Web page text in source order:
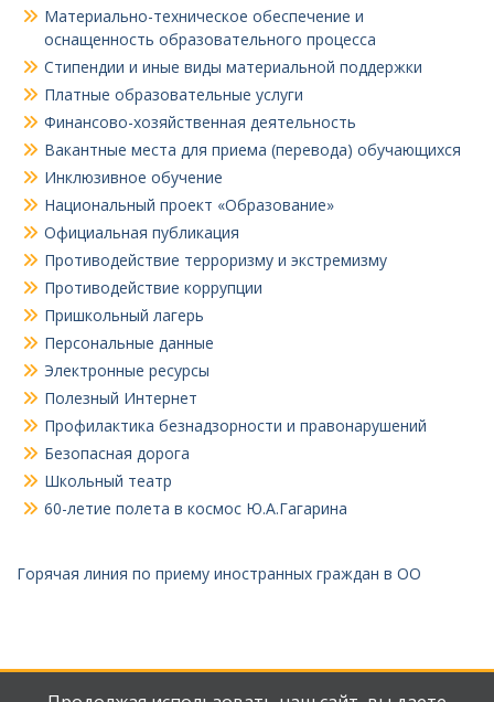
Материально-техническое обеспечение и
оснащенность образовательного процесса
Стипендии и иные виды материальной поддержки
Платные образовательные услуги
Финансово-хозяйственная деятельность
Вакантные места для приема (перевода) обучающихся
Инклюзивное обучение
Национальный проект «Образование»
Официальная публикация
Противодействие терроризму и экстремизму
Противодействие коррупции
Пришкольный лагерь
Персональные данные
Электронные ресурсы
Полезный Интернет
Профилактика безнадзорности и правонарушений
Безопасная дорога
Школьный театр
60-летие полета в космос Ю.А.Гагарина
Горячая линия по приему иностранных граждан в ОО